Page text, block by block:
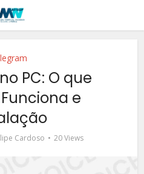
PC: O que
e
Cardoso 20 Views